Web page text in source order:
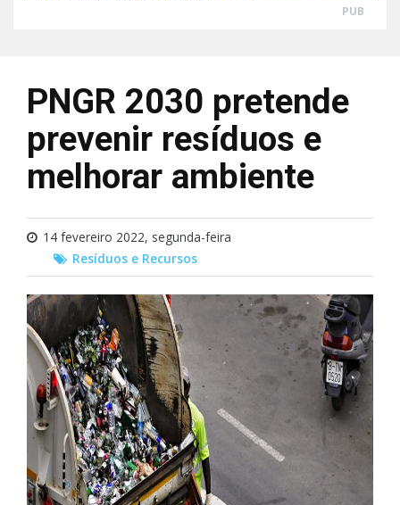
PUB
PNGR 2030 pretende
prevenir resíduos e
melhorar ambiente
14 fevereiro 2022, segunda-feira
Resíduos e Recursos